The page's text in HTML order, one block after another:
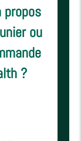
propos
ou
?